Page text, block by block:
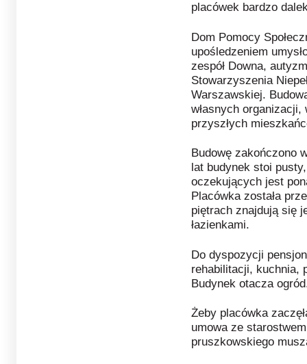
placówek bardzo
Dom Pomocy
upośledzeniem
zespół Downa,
Stowarzyszenia
Warszawskiej.
własnych organizacji,
przyszłych
Budowę zakończono
lat budynek stoi
oczekujących jest
Placówka została
piętrach znajdują się
łazienkami.
Do dyspozycji
rehabilitacji, kuchnia,
Budynek otacza
Żeby placówka
umowa ze
pruszkowskiego